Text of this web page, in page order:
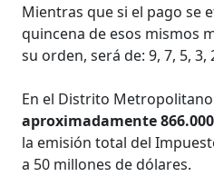
Mientras que si el pago se
quincena de esos mismos
su orden, será de: 9, 7, 5,
En el Distrito
aproximadamente
la emisión total del
a 50 millones de dólares.